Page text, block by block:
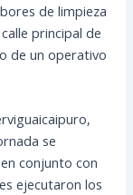
de limpieza
principal de
de un operativo
se
conjunto con
ejecutaron los